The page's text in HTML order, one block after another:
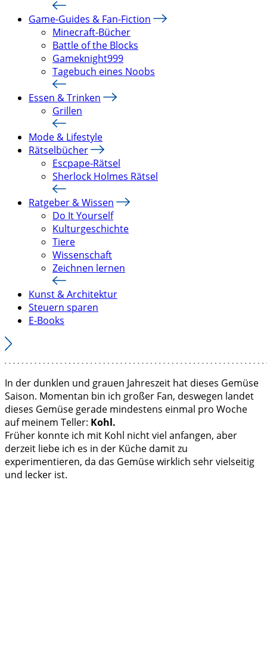
Game-Guides & Fan-Fiction
Minecraft-Bücher
Battle of the Blocks
Gameknight999
Tagebuch eines Noobs
Essen & Trinken
Grillen
Mode & Lifestyle
Rätselbücher
Escpape-Rätsel
Sherlock Holmes Rätsel
Ratgeber & Wissen
Do It Yourself
Kulturgeschichte
Tiere
Wissenschaft
Zeichnen lernen
Kunst & Architektur
Steuern sparen
E-Books
In der dunklen und grauen Jahreszeit hat dieses Gemüse
Saison. Momentan bin ich großer Fan, deswegen landet
dieses Gemüse gerade mindestens einmal pro Woche
auf meinem Teller: Kohl.
Früher konnte ich mit Kohl nicht viel anfangen, aber
derzeit liebe ich es in der Küche damit zu
experimentieren, da das Gemüse wirklich sehr vielseitig
und lecker ist.